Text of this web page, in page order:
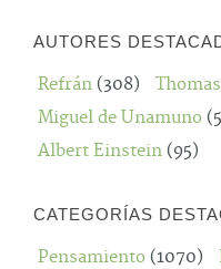
AUTORES
Refrán (308)
Miguel de Unamuno
Albert Einstein (95)
CATEGORÍAS
Pensamiento (1070)